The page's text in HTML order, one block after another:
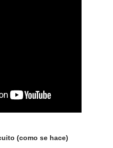
(como se hace)